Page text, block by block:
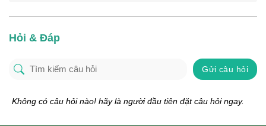
Hỏi & Đáp
Gửi câu hỏi
Không có câu hỏi nào! hãy là người đầu tiên đặt câu hỏi ngay.